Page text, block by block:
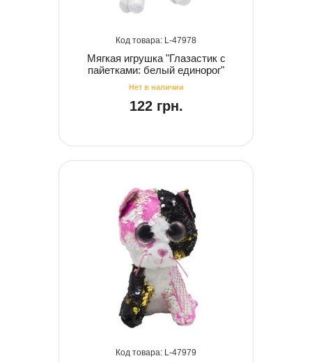
47978
Мягкая игрушка "Глазастик с
пайетками: белый единорог"
122 грн.
47979